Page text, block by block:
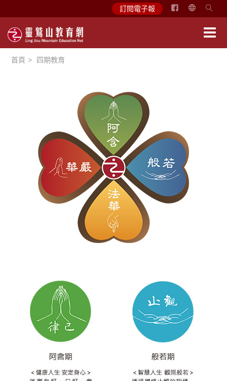
訂閱電子報
简
首頁 四期教育